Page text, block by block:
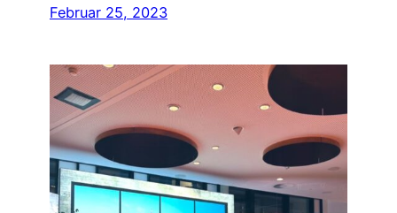
Februar 25, 2023